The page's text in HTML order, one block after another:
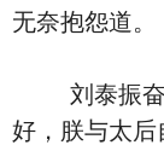
无奈抱怨道。
刘泰振奋起
好，朕与太